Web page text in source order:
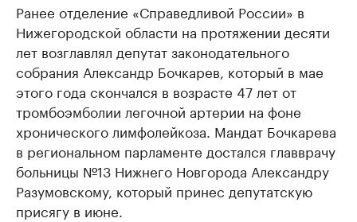
Ранее отделение «Справедливой России» в
Нижегородской области на протяжении десяти
лет возглавлял депутат законодательного
собрания Александр Бочкарев, который в мае
этого года скончался в возрасте 47 лет от
тромбоэмболии легочной артерии на фоне
хронического лимфолейкоза. Мандат Бочкарева
в региональном парламенте достался главврачу
больницы №13 Нижнего Новгорода Александру
Разумовскому, который принес депутатскую
присягу в июне.